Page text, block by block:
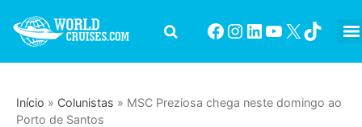
Início » Colunistas » MSC Preziosa chega neste domingo ao
Porto de Santos